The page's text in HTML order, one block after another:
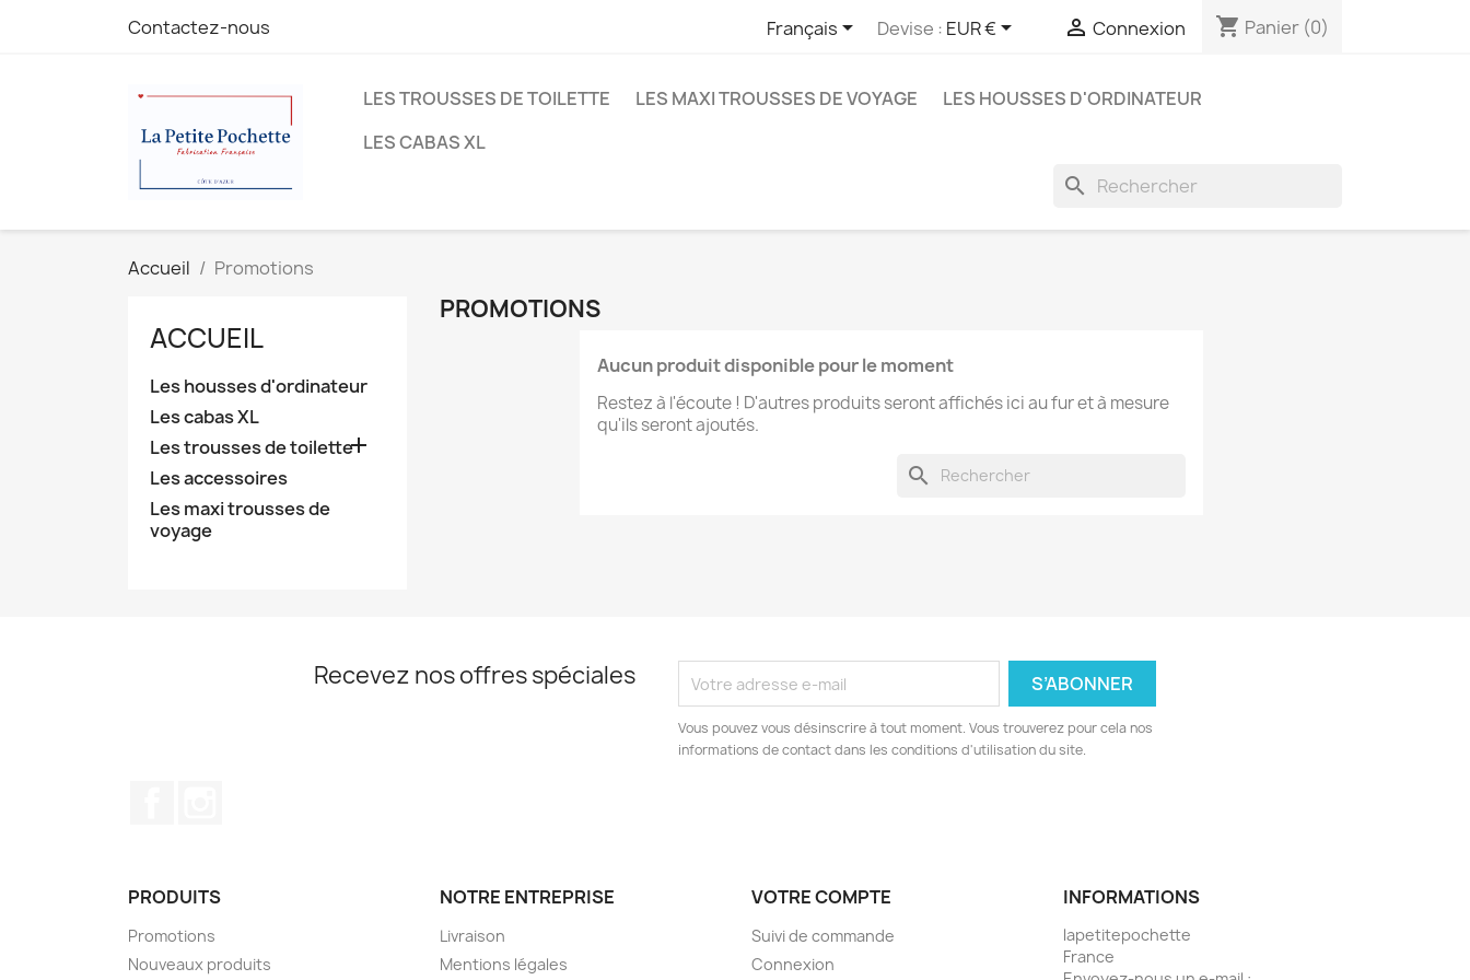
Contactez-nous Français Devise : EUR €  Connexion shopping_cart Panier (0)
LES TROUSSES DE TOILETTE LES MAXI TROUSSES DE VOYAGE
LES HOUSSES D'ORDINATEUR
LES CABAS XL
search
Accueil Promotions
ACCUEIL
Les housses d'ordinateur
Les cabas XL
Les trousses de toilette
Les accessoires
Les maxi trousses de
voyage
PROMOTIONS
Aucun produit disponible pour le moment
Restez à l'écoute ! D'autres produits seront affichés ici au fur et à mesure
qu'ils seront ajoutés.
search
Recevez nos offres spéciales
Vous pouvez vous désinscrire à tout moment. Vous trouverez pour cela nos
informations de contact dans les conditions d'utilisation du site.
PRODUITS
Promotions
Nouveaux produits
NOTRE ENTREPRISE
Livraison
Mentions légales
VOTRE COMPTE
Suivi de commande
Connexion
INFORMATIONS
lapetitepochette
France